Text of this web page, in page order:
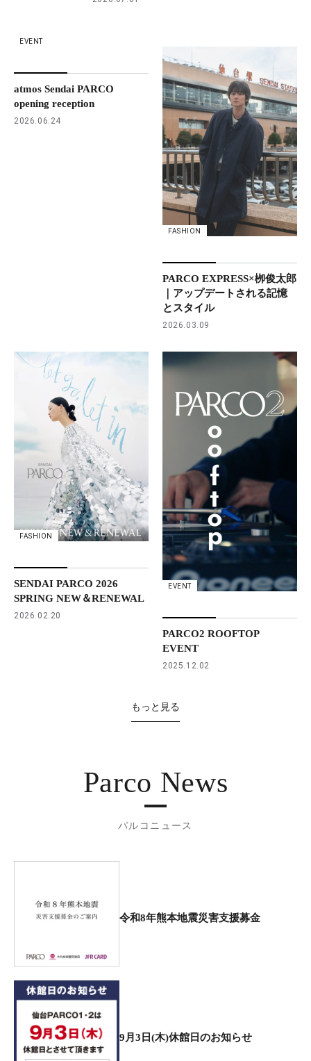
EVENT
atmos Sendai PARCO
opening reception
2026.06.24
FASHION
PARCO EXPRESS×栁俊太郎
｜アップデートされる記憶
とスタイル
2026.03.09
FASHION
SENDAI PARCO 2026
SPRING NEW＆RENEWAL
2026.02.20
EVENT
PARCO2 ROOFTOP
EVENT
2025.12.02
もっと見る
Parco News
パルコニュース
令和8年熊本地震災害支援募金
9月3日(木)休館日のお知らせ